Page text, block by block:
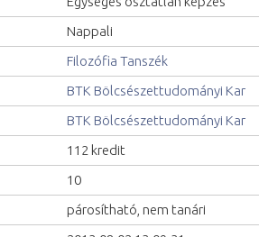
Nappali
Filozófia Tanszék
BTK Bölcsészettudományi Kar
BTK Bölcsészettudományi Kar
112 kredit
10
párosítható, nem tanári